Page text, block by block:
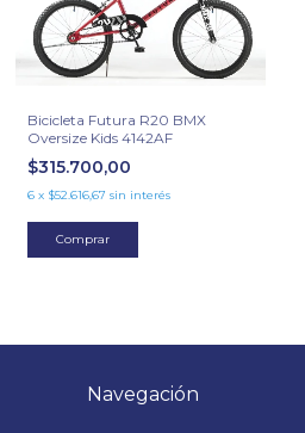
Bicicleta Futura R20 BMX
Oversize Kids 4142AF
$315.700,00
6 x $52.616,67 sin interés
Comprar
Navegación